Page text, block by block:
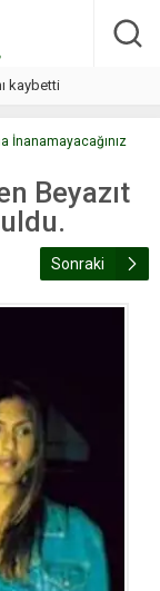
kaybetti
İnanamayacağınız
Beyazıt
Sonraki